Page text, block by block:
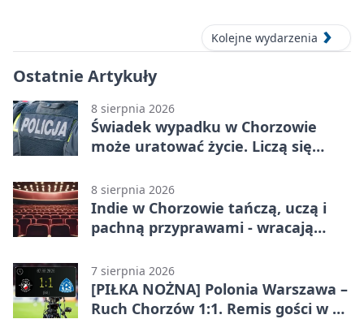
Kolejne wydarzenia
Ostatnie Artykuły
8 sierpnia 2026
Świadek wypadku w Chorzowie
może uratować życie. Liczą się
8 sierpnia 2026
Indie w Chorzowie tańczą, uczą i
pachną przyprawami - wracają
7 sierpnia 2026
[PIŁKA NOŻNA] Polonia Warszawa –
Ruch Chorzów 1:1. Remis gości w 3.